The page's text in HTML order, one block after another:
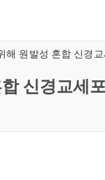
신경교세